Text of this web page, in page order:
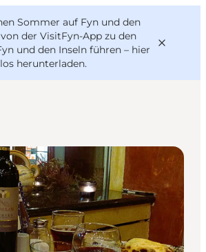
Sommer auf Fyn und den
der VisitFyn-App zu den
und den Inseln führen – hier
herunterladen.